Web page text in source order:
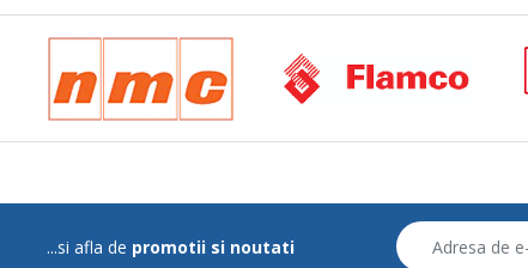
...si afla de promotii si noutati